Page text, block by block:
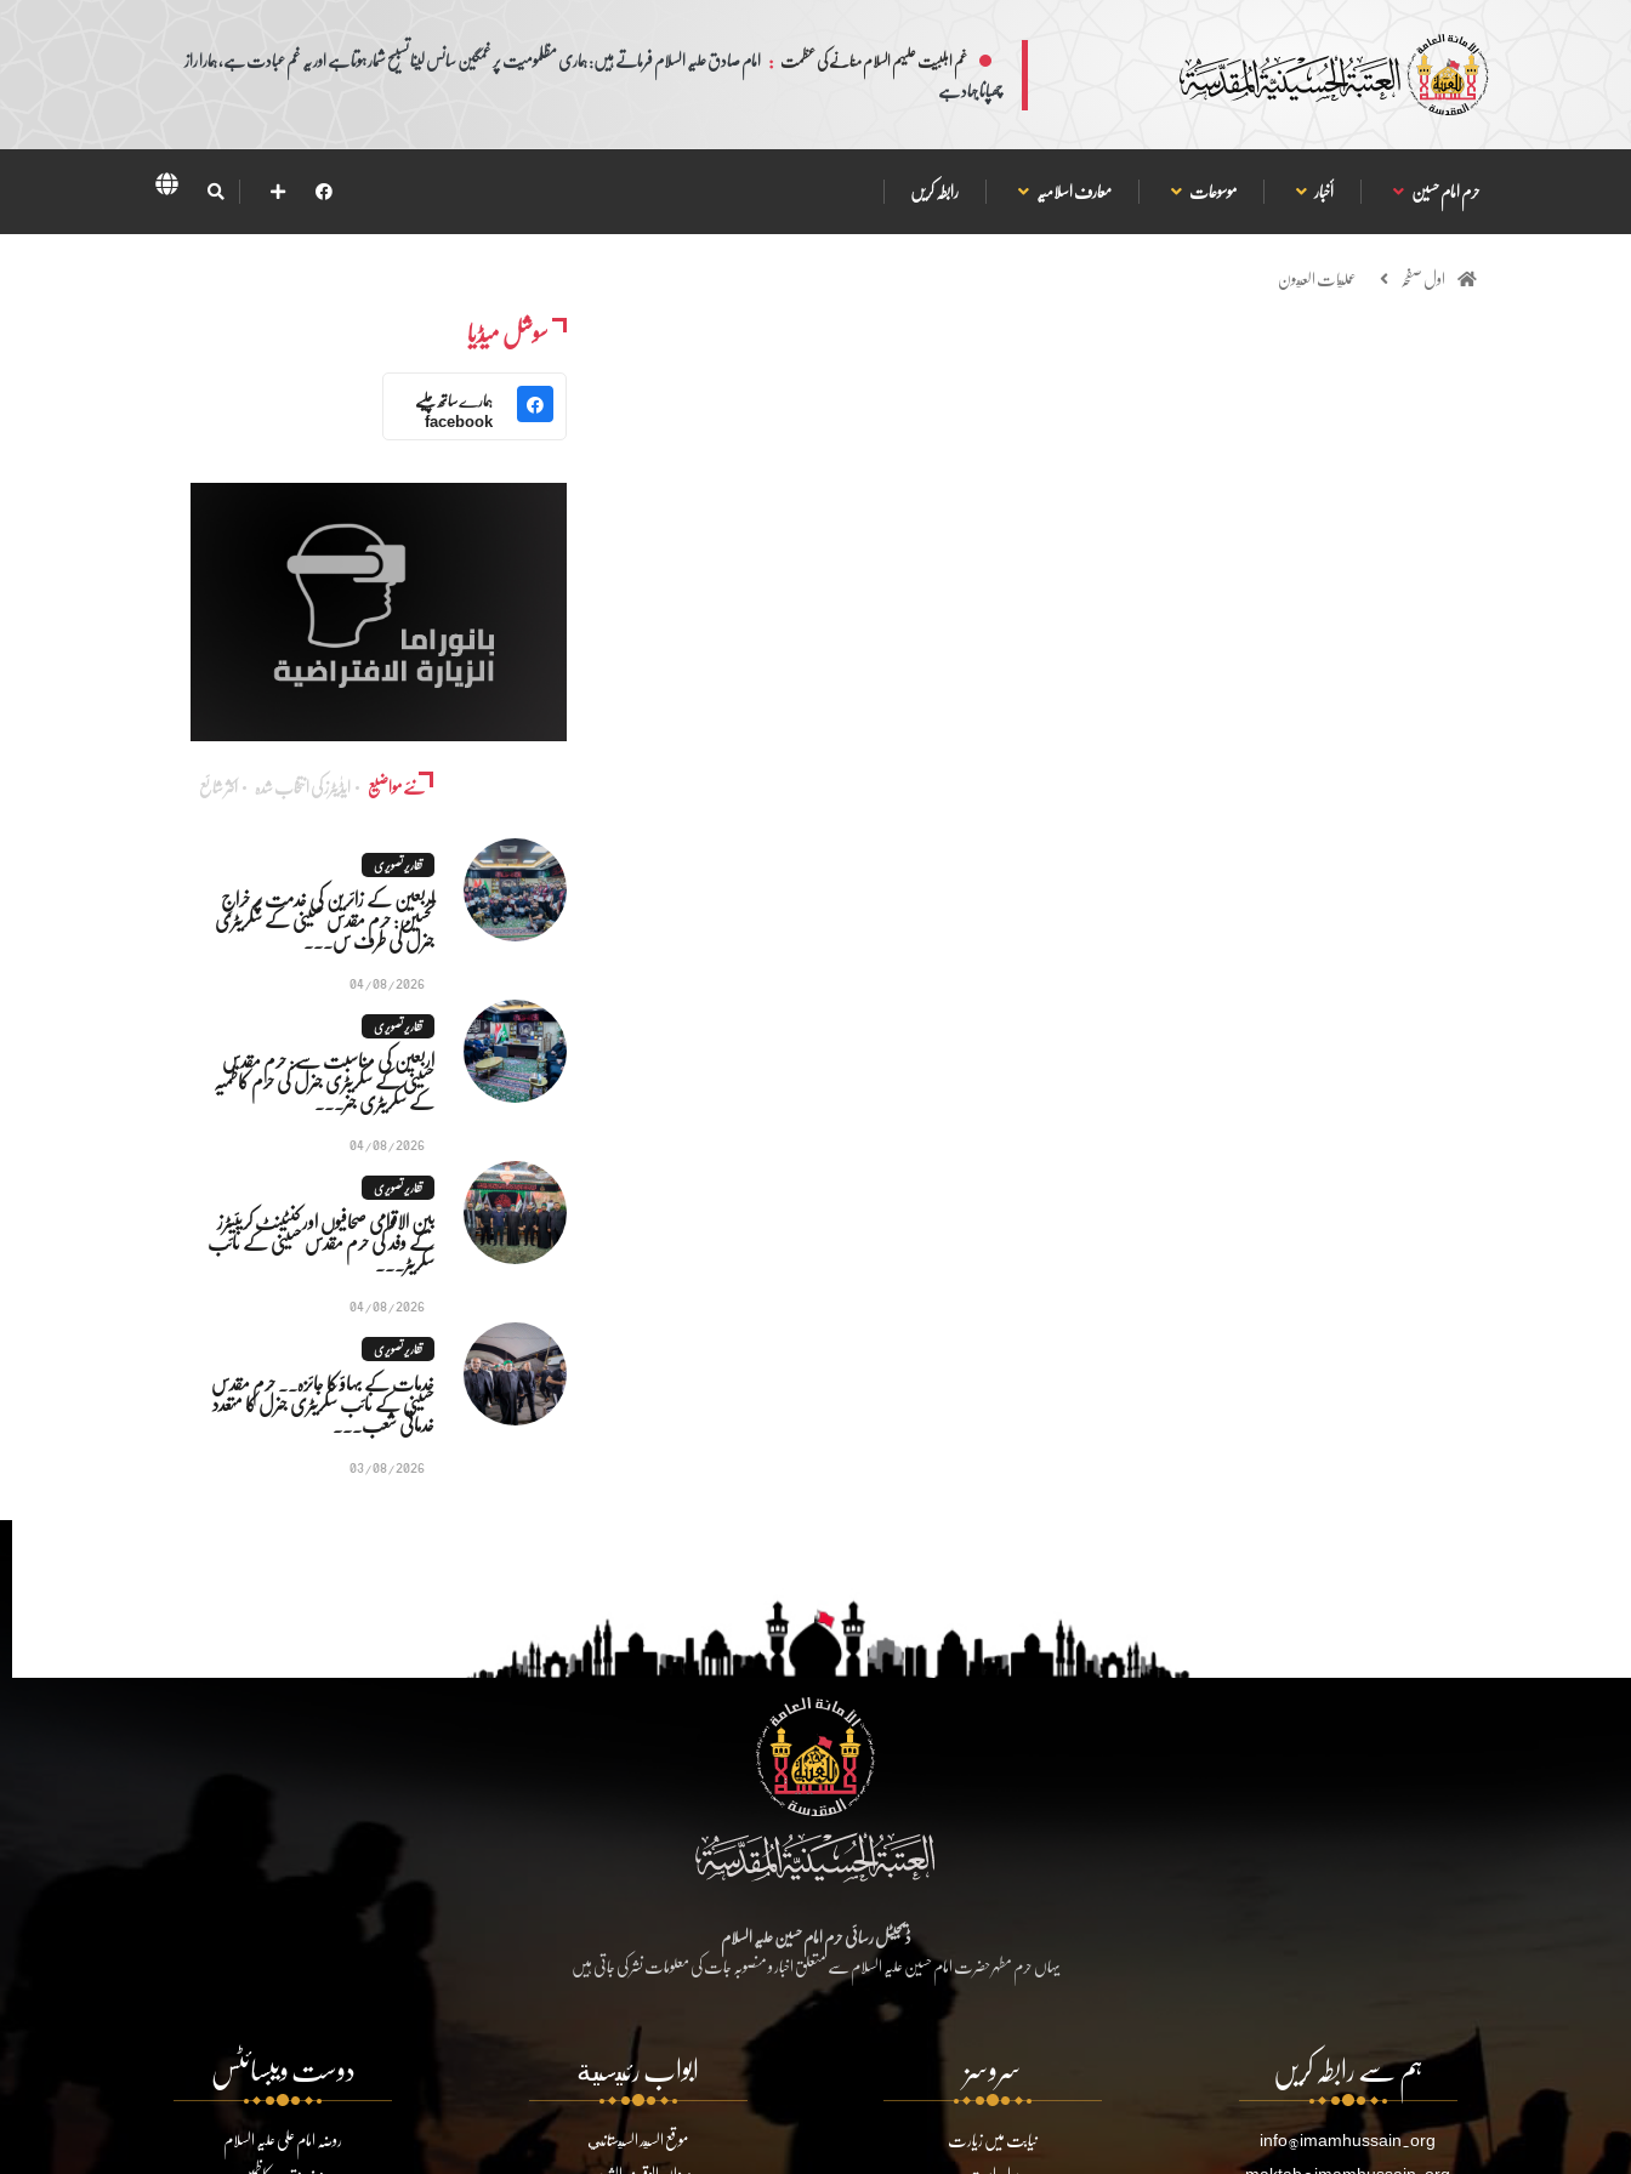
غم اہلبیت علیہم السلام منانے کی عظمت : امام صادق علیہ السلام فرماتے ہیں: ہماری مظلمومیت پر غمگین سانس لینا تسبیح شمار ہوتا ہے اور یہ غم عبادت ہے، ہمارا راز
چھپانا جہاد ہے
حرم امام حسین أخبار موسوعات معارف اسلامیہ رابطہ کریں
اول صفحہ عمليات العيون
سوشل میڈیا
ہمارے ساتھ چلیے
facebook
نئے مواضیع ایڈٰیٹرز کی انتخاب شدہ اکثر شائع
تقاریر تصویری
اربعین کے زائرین کی خدمت پر خراجِ
تحسین: حرم مقدس حسینی کے سکریٹری
جنرل کی طرف س...
04/08/2026
تقاریر تصویری
اربعین کی مناسبت سے: حرم مقدس
حسینی کے سکریٹری جنرل کی حرم کاظمیہ
کے سکریٹری جنر...
04/08/2026
تقاریر تصویری
بین الاقوامی صحافیوں اور کنٹینٹ کریئیٹرز
کے وفد کی حرم مقدس حسینی کے نائب
سکریٹر...
04/08/2026
تقاریر تصویری
خدمات کے بہاؤ کا جائزہ.. حرم مقدس
حسینی کے نائب سکریٹری جنرل کا متعدد
خدماتی شعب...
03/08/2026
ڈیجیٹل رسائی حرم امام حسین علیہ السلام
یہاں حرم مطہر حضرت امام حسین علیہ السلام سے متعلق اخبار و منصوبہ جات کی معلومات نشر کی جاتی ہیں
ہم سے رابطہ کریں
info@imamhussain.org
سروسز
نیابت میں زیارت
ابواب رئيسية
موقع السيد السيستاني
دوست ویبسائٹس
روضہ امام علی علیہ السلام